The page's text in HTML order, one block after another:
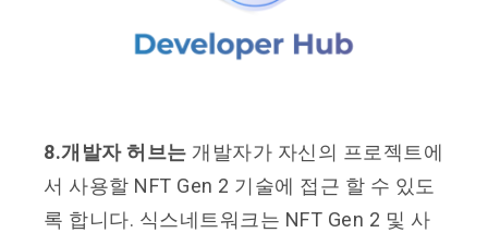
8.개발자 허브는 개발자가 자신의 프로젝트에
서 사용할 NFT Gen 2 기술에 접근 할 수 있도
록 합니다. 식스네트워크는 NFT Gen 2 및 사